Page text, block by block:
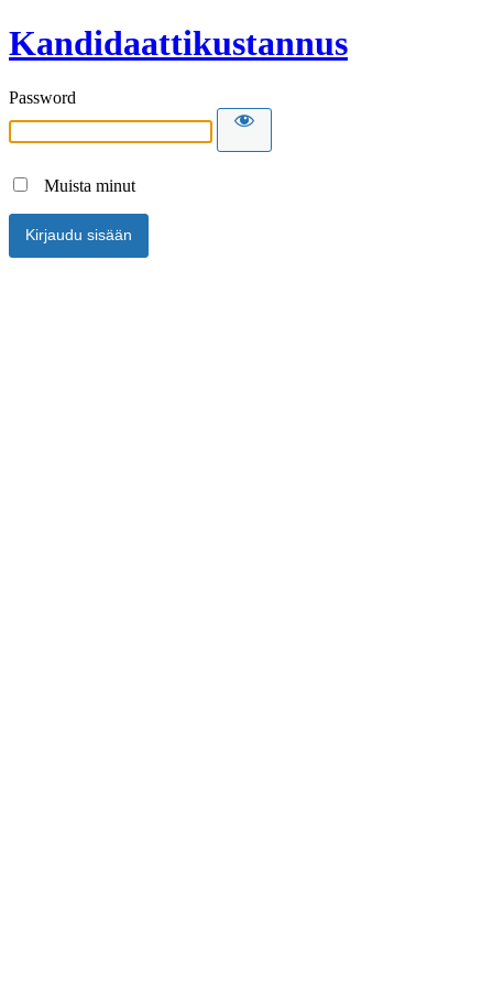
Kandidaattikustannus
Password
Muista minut